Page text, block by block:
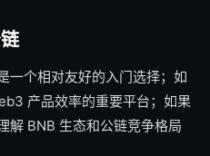
一个相对友好的入门选择；如
产品效率的重要平台；如果
解 BNB 生态和公链竞争格局